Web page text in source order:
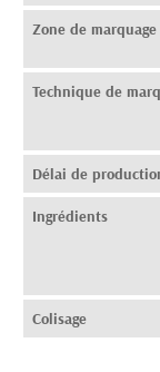
Zone de marquage
Technique de
Délai de
Ingrédients
Colisage